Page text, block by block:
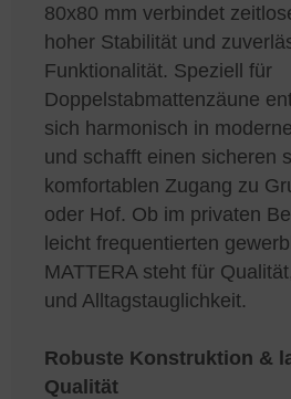
80x80 mm verbindet
hoher Stabilität und
Funktionalität. Speziell für
Doppelstabmattenzäune
sich harmonisch in
und schafft einen sicheren
komfortablen Zugang zu
oder Hof. Ob im privaten
leicht frequentierten
MATTERA steht für
und Alltagstauglichkeit.
Robuste Konstruktion &
Qualität